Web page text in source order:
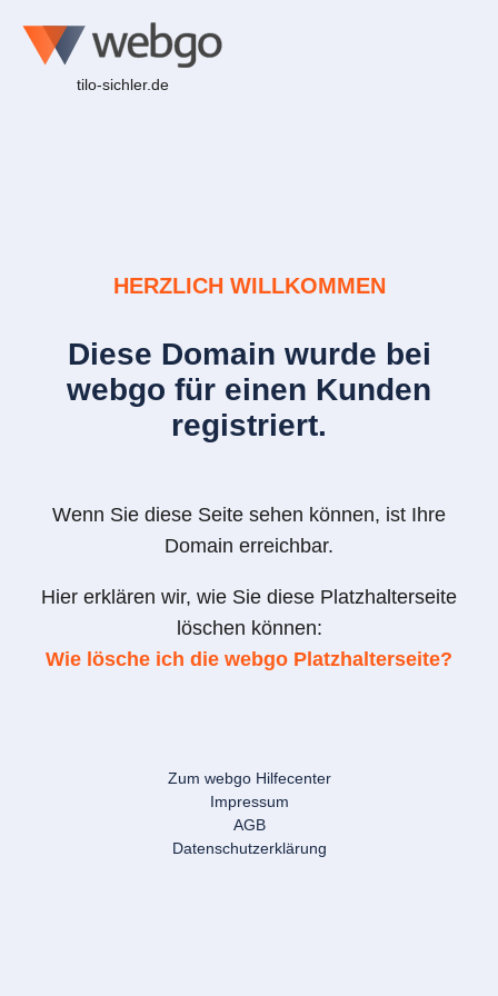
tilo-sichler.de
HERZLICH WILLKOMMEN
Diese Domain wurde bei
webgo für einen Kunden
registriert.
Wenn Sie diese Seite sehen können, ist Ihre
Domain erreichbar.
Hier erklären wir, wie Sie diese Platzhalterseite
löschen können:
Wie lösche ich die webgo Platzhalterseite?
Zum webgo Hilfecenter
Impressum
AGB
Datenschutzerklärung